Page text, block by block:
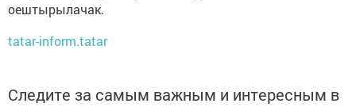
оештырылачак.
tatar-inform.tatar
Следите за самым важным и интересным в